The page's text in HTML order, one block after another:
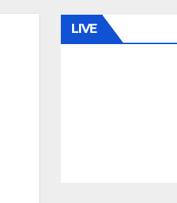
LIVE